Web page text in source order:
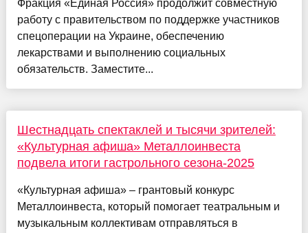
Фракция «Единая Россия» продолжит совместную
работу с правительством по поддержке участников
спецоперации на Украине, обеспечению
лекарствами и выполнению социальных
обязательств. Заместите...
Шестнадцать спектаклей и тысячи зрителей:
«Культурная афиша» Металлоинвеста
подвела итоги гастрольного сезона-2025
«Культурная афиша» – грантовый конкурс
Металлоинвеста, который помогает театральным и
музыкальным коллективам отправляться в